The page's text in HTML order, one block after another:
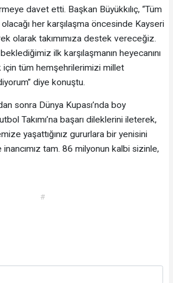
davet etti. Başkan Büyükkılıç, “Tüm
her karşılaşma öncesinde Kayseri
olarak takımımıza destek vereceğiz.
ilk karşılaşmanın heyecanını
için tüm hemşehrilerimizi millet
diye konuştu.
sonra Dünya Kupası’nda boy
Takımı’na başarı dileklerini ileterek,
yaşattığınız gururlara bir yenisini
tam. 86 milyonun kalbi sizinle,
#